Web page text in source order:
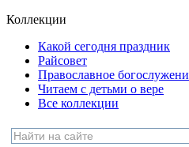
Коллекции
Какой сегодня праздник
Райсовет
Православное
Читаем с детьми о вере
Все коллекции